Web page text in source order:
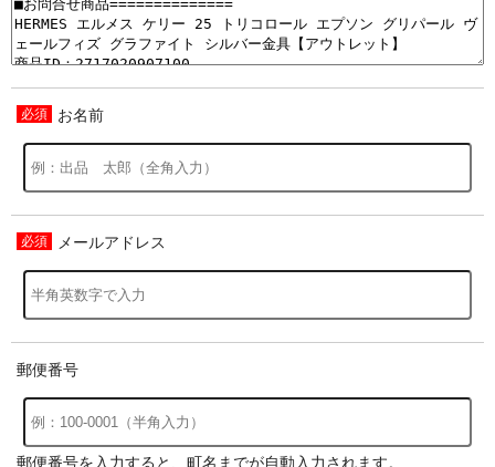
お名前
メールアドレス
郵便番号
郵便番号を入力すると、町名までが自動入力されます。